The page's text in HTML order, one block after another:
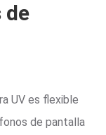
de
UV es flexible
de pantalla